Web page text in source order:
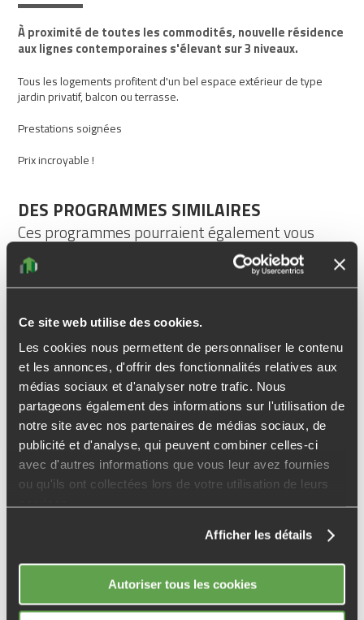
Ce site web utilise des cookies.
Les cookies nous permettent de personnaliser le contenu
et les annonces, d'offrir des fonctionnalités relatives aux
médias sociaux et d'analyser notre trafic. Nous
partageons également des informations sur l'utilisation de
notre site avec nos partenaires de médias sociaux, de
publicité et d'analyse, qui peuvent combiner celles-ci
avec d'autres informations que vous leur avez fournies
ou qu'ils ont collectées lors de votre utilisation de leurs
services.
Afficher les détails
Autoriser tous les cookies
À proximité de toutes les commodités, nouvelle résidence
aux lignes contemporaines s'élevant sur 3 niveaux.
Tous les logements profitent d'un bel espace extérieur de type
jardin privatif, balcon ou terrasse.
Prestations soignées
Prix incroyable !
DES PROGRAMMES SIMILAIRES
Ces programmes pourraient également vous
plaire...
LE VERSOUD
Cadre champêtre
LANCEMENT